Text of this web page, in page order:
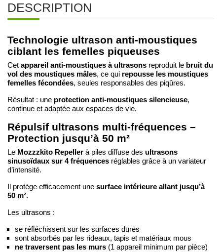
DESCRIPTION
Technologie ultrason anti-moustiques
ciblant les femelles piqueuses
Cet appareil anti-moustiques à ultrasons reproduit le bruit du
vol des moustiques mâles, ce qui repousse les moustiques
femelles fécondées, seules responsables des piqûres.
Résultat : une protection anti-moustiques silencieuse,
continue et adaptée aux espaces de vie.
Répulsif ultrasons multi-fréquences –
Protection jusqu’à 50 m²
Le Mozzzkito Repeller à piles diffuse des ultrasons
sinusoïdaux sur 4 fréquences réglables grâce à un variateur
d’intensité.
Il protège efficacement une surface intérieure allant jusqu’à
50 m².
Les ultrasons :
se réfléchissent sur les surfaces dures
sont absorbés par les rideaux, tapis et matériaux mous
ne traversent pas les murs (1 appareil minimum par pièce)